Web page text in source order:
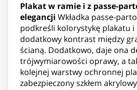
Plakat w ramie i z passe-
elegancji Wkładka passe-
podkreśli kolorystykę plakatu i
dodatkowy kontrast między
ścianą. Dodatkowo, daje ona
trójwymiarowości oprawy, a
kolejnej warstwy ochronnej
zabezpieczony szkłem